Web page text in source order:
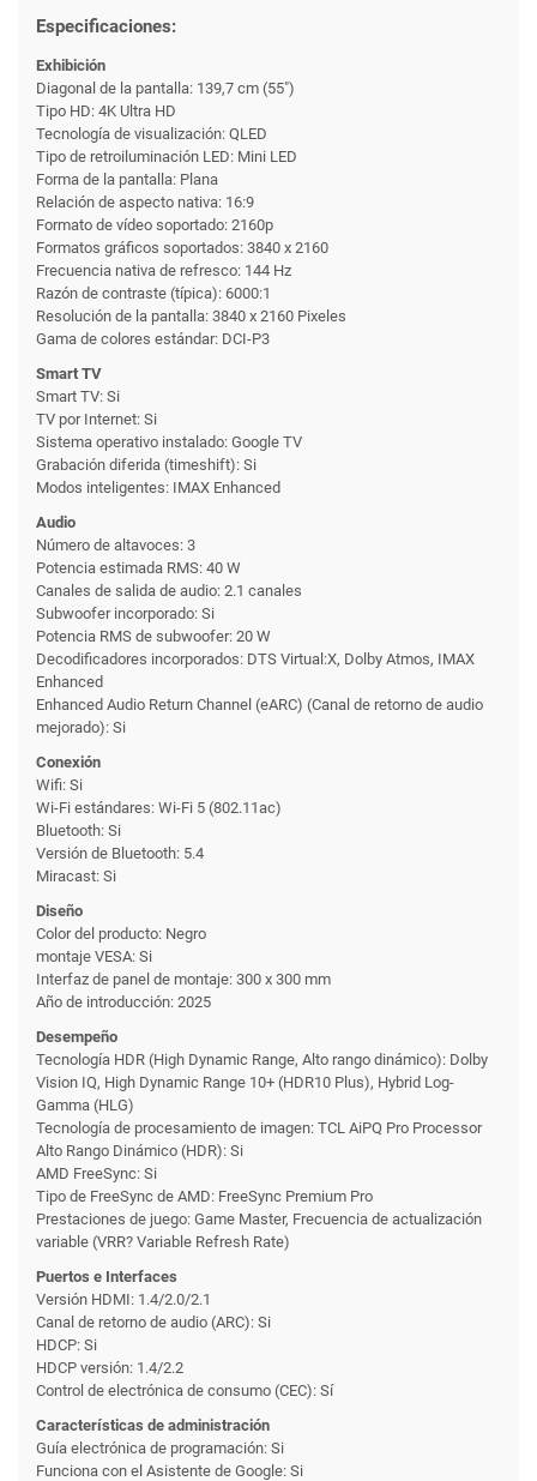
Especificaciones:
Exhibición
Diagonal de la pantalla: 139,7 cm (55")
Tipo HD: 4K Ultra HD
Tecnología de visualización: QLED
Tipo de retroiluminación LED: Mini LED
Forma de la pantalla: Plana
Relación de aspecto nativa: 16:9
Formato de vídeo soportado: 2160p
Formatos gráficos soportados: 3840 x 2160
Frecuencia nativa de refresco: 144 Hz
Razón de contraste (típica): 6000:1
Resolución de la pantalla: 3840 x 2160 Pixeles
Gama de colores estándar: DCI-P3
Smart TV
Smart TV: Si
TV por Internet: Si
Sistema operativo instalado: Google TV
Grabación diferida (timeshift): Si
Modos inteligentes: IMAX Enhanced
Audio
Número de altavoces: 3
Potencia estimada RMS: 40 W
Canales de salida de audio: 2.1 canales
Subwoofer incorporado: Si
Potencia RMS de subwoofer: 20 W
Decodificadores incorporados: DTS Virtual:X, Dolby Atmos, IMAX
Enhanced
Enhanced Audio Return Channel (eARC) (Canal de retorno de audio
mejorado): Si
Conexión
Wifi: Si
Wi-Fi estándares: Wi-Fi 5 (802.11ac)
Bluetooth: Si
Versión de Bluetooth: 5.4
Miracast: Si
Diseño
Color del producto: Negro
montaje VESA: Si
Interfaz de panel de montaje: 300 x 300 mm
Año de introducción: 2025
Desempeño
Tecnología HDR (High Dynamic Range, Alto rango dinámico): Dolby
Vision IQ, High Dynamic Range 10+ (HDR10 Plus), Hybrid Log-
Gamma (HLG)
Tecnología de procesamiento de imagen: TCL AiPQ Pro Processor
Alto Rango Dinámico (HDR): Si
AMD FreeSync: Si
Tipo de FreeSync de AMD: FreeSync Premium Pro
Prestaciones de juego: Game Master, Frecuencia de actualización
variable (VRR? Variable Refresh Rate)
Puertos e Interfaces
Versión HDMI: 1.4/2.0/2.1
Canal de retorno de audio (ARC): Si
HDCP: Si
HDCP versión: 1.4/2.2
Control de electrónica de consumo (CEC): Sí
Características de administración
Guía electrónica de programación: Si
Funciona con el Asistente de Google: Si